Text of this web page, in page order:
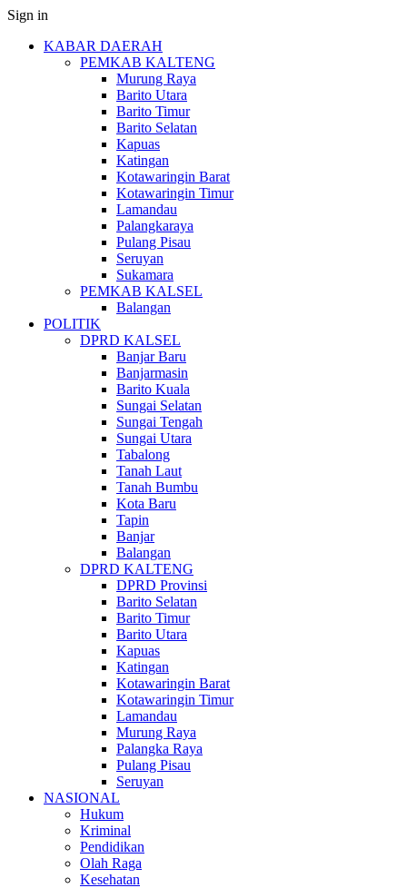
Sign in
KABAR DAERAH
PEMKAB KALTENG
Murung Raya
Barito Utara
Barito Timur
Barito Selatan
Kapuas
Katingan
Kotawaringin Barat
Kotawaringin Timur
Lamandau
Palangkaraya
Pulang Pisau
Seruyan
Sukamara
PEMKAB KALSEL
Balangan
POLITIK
DPRD KALSEL
Banjar Baru
Banjarmasin
Barito Kuala
Sungai Selatan
Sungai Tengah
Sungai Utara
Tabalong
Tanah Laut
Tanah Bumbu
Kota Baru
Tapin
Banjar
Balangan
DPRD KALTENG
DPRD Provinsi
Barito Selatan
Barito Timur
Barito Utara
Kapuas
Katingan
Kotawaringin Barat
Kotawaringin Timur
Lamandau
Murung Raya
Palangka Raya
Pulang Pisau
Seruyan
NASIONAL
Hukum
Kriminal
Pendidikan
Olah Raga
Kesehatan